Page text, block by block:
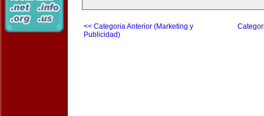
<< Categoria Anterior (Marketing y
Publicidad)